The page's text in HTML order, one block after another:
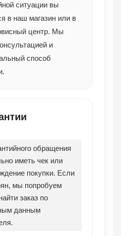
ситуации вы
в наш магазин или в
центр. Мы
и
способ
обращения
иметь чек или
покупки. Если
мы попробуем
заказ по
данным